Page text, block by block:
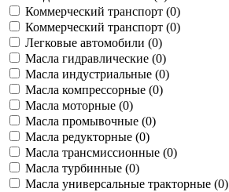
Коммерческий транспорт (0)
Коммерческий транспорт (0)
Легковые автомобили (0)
Масла гидравлические (0)
Масла индустриальные (0)
Масла компрессорные (0)
Масла моторные (0)
Масла промывочные (0)
Масла редукторные (0)
Масла трансмиссионные (0)
Масла турбинные (0)
Масла универсальные тракторные (0)